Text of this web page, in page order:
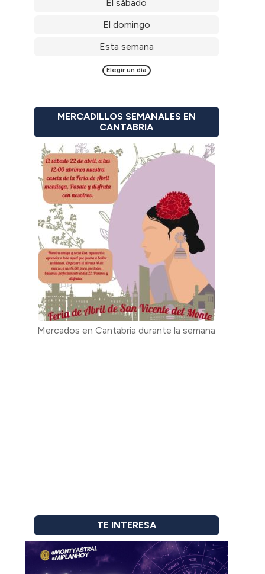
El sábado
El domingo
Esta semana
Elegir un día
MERCADILLOS SEMANALES EN
CANTABRIA
Mercados en Cantabria durante la semana
TE INTERESA